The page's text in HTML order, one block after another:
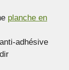
planche en
adhésive